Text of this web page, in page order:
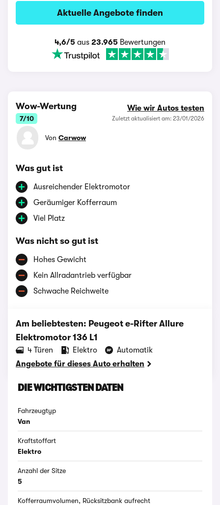
Aktuelle Angebote finden
4,6/5 aus 23.965 Bewertungen
Wow-Wertung
7/10
Wie wir Autos testen
Zuletzt aktualisiert am: 23/01/2026
Von Carwow
Was gut ist
Ausreichender Elektromotor
Geräumiger Kofferraum
Viel Platz
Was nicht so gut ist
Hohes Gewicht
Kein Allradantrieb verfügbar
Schwache Reichweite
Am beliebtesten: Peugeot e-Rifter Allure
Elektromotor 136 L1
‪4‬ Türen Elektro
Automatik
Angebote für dieses Auto erhalten
DIE WICHTIGSTEN DATEN
Fahrzeugtyp
Van
Kraftstoffart
Elektro
Anzahl der Sitze
5
Kofferraumvolumen, Rücksitzbank aufrecht